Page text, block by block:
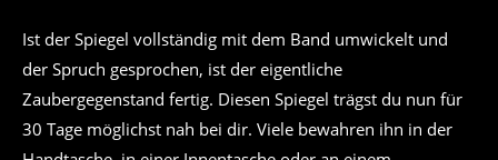
Ist der Spiegel vollständig mit dem Band umwickelt und
der Spruch gesprochen, ist der eigentliche
Zaubergegenstand fertig. Diesen Spiegel trägst du nun für
30 Tage möglichst nah bei dir. Viele bewahren ihn in der